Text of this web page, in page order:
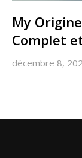
My
Complet
décembre 8,